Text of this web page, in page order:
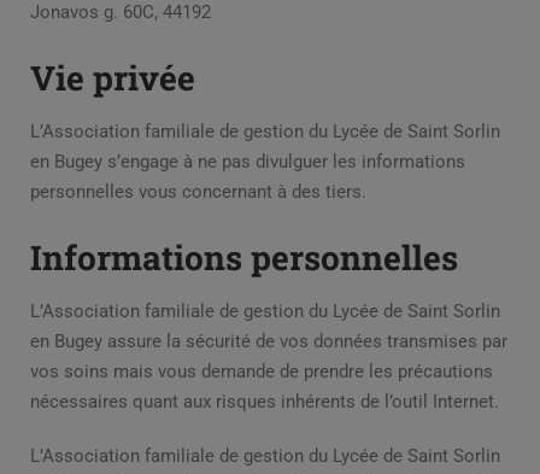
Jonavos g. 60C, 44192
Vie privée
L’Association familiale de gestion du Lycée de Saint Sorlin
en Bugey s’engage à ne pas divulguer les informations
personnelles vous concernant à des tiers.
Informations personnelles
L’Association familiale de gestion du Lycée de Saint Sorlin
en Bugey assure la sécurité de vos données transmises par
vos soins mais vous demande de prendre les précautions
nécessaires quant aux risques inhérents de l’outil Internet.
L’Association familiale de gestion du Lycée de Saint Sorlin